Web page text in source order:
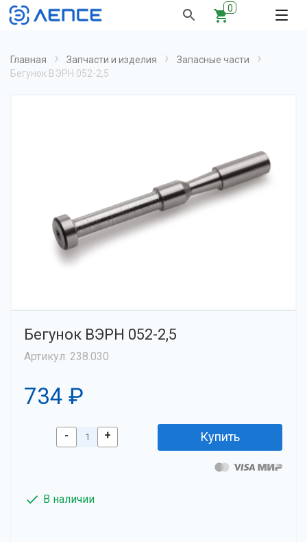
0
Главная › Запчасти и изделия › Запасные части ›
Бегунок ВЭРН 052-2,5
Бегунок ВЭРН 052-2,5
Артикул: 238.030
734 ₽
- + Купить
В наличии